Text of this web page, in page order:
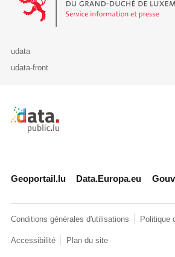
udata
udata-front
Retour à l'accueil de data.public.lu
Geoportail.lu Data.Europa.eu
Conditions générales d'utilisations Politique
Accessibilité Plan du site